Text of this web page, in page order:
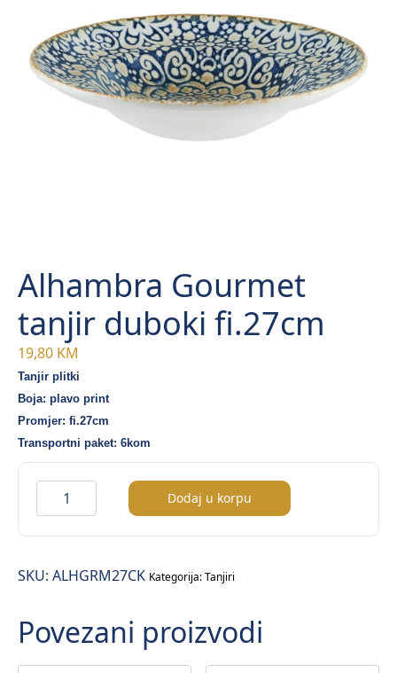
Alhambra Gourmet
tanjir duboki fi.27cm
19,80 KM
Tanjir plitki
Boja: plavo print
Promjer: fi.27cm
Transportni paket: 6kom
Alhambra
Gourmet
tanjir
fi.27cm
Dodaj u korpu
SKU: ALHGRM27CK Kategorija:Tanjiri
Povezani proizvodi